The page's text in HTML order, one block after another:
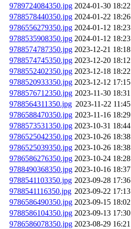
9789724084350.jpg 2024-01-30 18:22
9788578440350.jpg 2024-01-22 18:26
9786556279350.jpg 2024-01-12 18:23
9788535908350.jpg 2024-01-12 18:23
9788574787350.jpg 2023-12-21 18:18
9788574745350.jpg 2023-12-20 18:12
9788552402350.jpg 2023-12-18 18:22
9788520933350.jpg 2023-12-12 17:15
9788576712350.jpg 2023-11-30 18:31
9788564311350.jpg 2023-11-22 11:45
9786588470350.jpg 2023-11-16 18:29
9788573531350.jpg 2023-10-31 18:44
9786525042350.jpg 2023-10-26 18:38
9786525039350.jpg 2023-10-26 18:38
9786586276350.jpg 2023-10-24 18:28
9788490368350.jpg 2023-10-16 18:37
9788541103350.jpg 2023-09-28 17:36
9788541116350.jpg 2023-09-22 17:13
9786586490350.jpg 2023-09-15 18:02
9788586104350.jpg 2023-09-13 17:30
9786586078350.jpg 2023-08-29 16:21